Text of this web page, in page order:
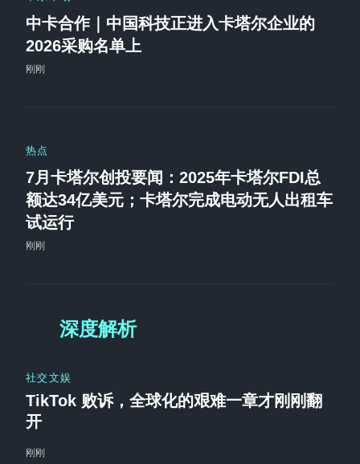
中卡合作｜中国科技正进入卡塔尔企业的
2026采购名单上
刚刚
热点
7月卡塔尔创投要闻：2025年卡塔尔FDI总
额达34亿美元；卡塔尔完成电动无人出租车
试运行
刚刚
深度解析
社交文娱
TikTok 败诉，全球化的艰难一章才刚刚翻
开
刚刚